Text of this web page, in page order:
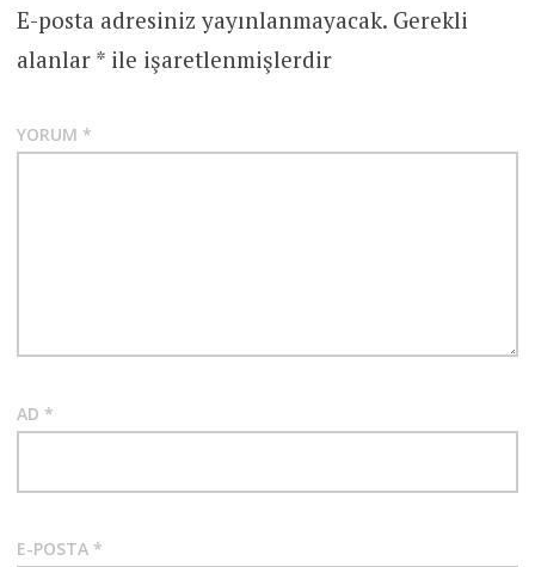
E-posta adresiniz yayınlanmayacak. Gerekli
alanlar *ile işaretlenmişlerdir
YORUM *
AD *
E-POSTA *